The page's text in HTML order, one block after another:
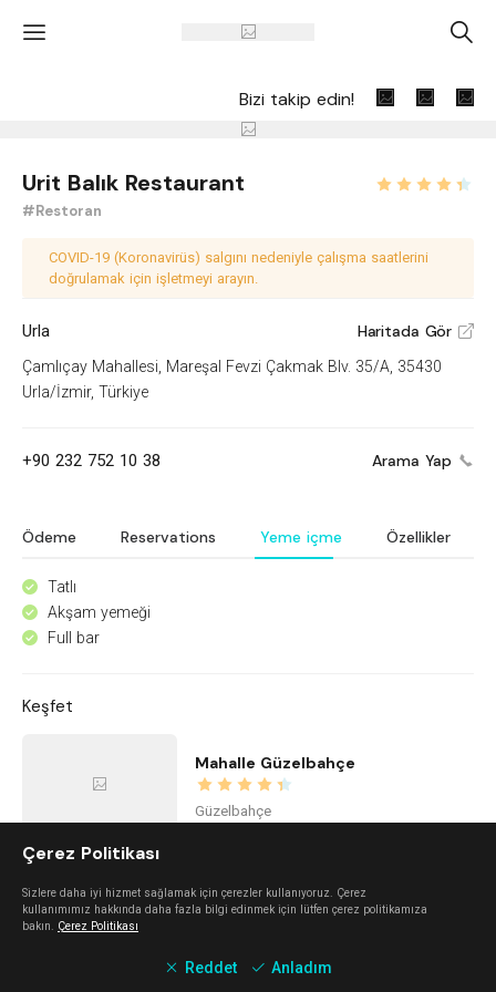
' A
Bizi takip edin!
Urit Balık Restaurant
#Restoran
COVID-19 (Koronavirüs) salgını nedeniyle çalışma saatlerini
doğrulamak için işletmeyi arayın.
Urla Haritada Gör V
Çamlıçay Mahallesi, Mareşal Fevzi Çakmak Blv. 35/A, 35430
Urla/İzmir, Türkiye
+90 232 752 10 38 Arama Yap
Ödeme Reservations Yeme içme Özellikler
^ Tatlı
^ Akşam yemeği
^ Full bar
Keşfet
Mahalle Güzelbahçe
Güzelbahçe
Çerez Politikası
Sizlere daha iyi hizmet sağlamak için çerezler kullanıyoruz. Çerez
kullanımımız hakkında daha fazla bilgi edinmek için lütfen çerez politikamıza
bakın. Çerez Politikası
Reddet Anladım